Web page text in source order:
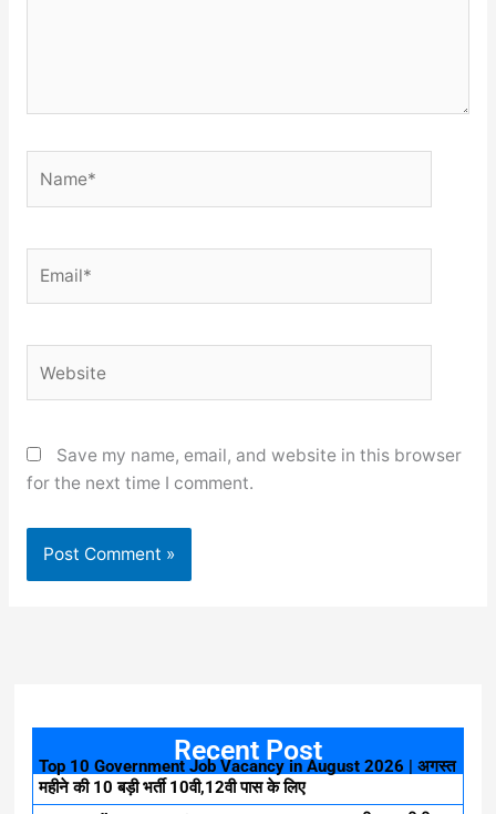
Save my name, email, and website in this browser
for the next time I comment.
Recent Post
Top 10 Government Job Vacancy in August 2026 | अगस्त
महीने की 10 बड़ी भर्ती 10वी,12वी पास के लिए